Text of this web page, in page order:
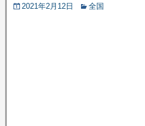
2021年2月12日 全国